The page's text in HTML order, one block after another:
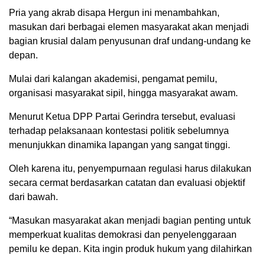
Pria yang akrab disapa Hergun ini menambahkan,
masukan dari berbagai elemen masyarakat akan menjadi
bagian krusial dalam penyusunan draf undang-undang ke
depan.
Mulai dari kalangan akademisi, pengamat pemilu,
organisasi masyarakat sipil, hingga masyarakat awam.
Menurut Ketua DPP Partai Gerindra tersebut, evaluasi
terhadap pelaksanaan kontestasi politik sebelumnya
menunjukkan dinamika lapangan yang sangat tinggi.
Oleh karena itu, penyempurnaan regulasi harus dilakukan
secara cermat berdasarkan catatan dan evaluasi objektif
dari bawah.
“Masukan masyarakat akan menjadi bagian penting untuk
memperkuat kualitas demokrasi dan penyelenggaraan
pemilu ke depan. Kita ingin produk hukum yang dilahirkan